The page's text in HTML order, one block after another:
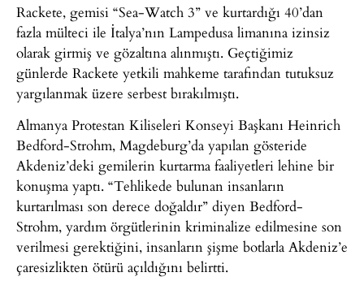
Rackete, gemisi “Sea-Watch 3” ve kurtardığı 40’dan
fazla mülteci ile İtalya’nın Lampedusa limanına izinsiz
olarak girmiş ve gözaltına alınmıştı. Geçtiğimiz
günlerde Rackete yetkili mahkeme tarafından tutuksuz
yargılanmak üzere serbest bırakılmıştı.
Almanya Protestan Kiliseleri Konseyi Başkanı Heinrich
Bedford-Strohm, Magdeburg’da yapılan gösteride
Akdeniz’deki gemilerin kurtarma faaliyetleri lehine bir
konuşma yaptı. “Tehlikede bulunan insanların
kurtarılması son derece doğaldır” diyen Bedford-
Strohm, yardım örgütlerinin kriminalize edilmesine son
verilmesi gerektiğini, insanların şişme botlarla Akdeniz’e
çaresizlikten ötürü açıldığını belirtti.